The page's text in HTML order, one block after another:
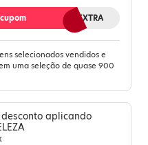
AMO15EXTRA
selecionados vendidos e
uma seleção de quase 900
desconto aplicando